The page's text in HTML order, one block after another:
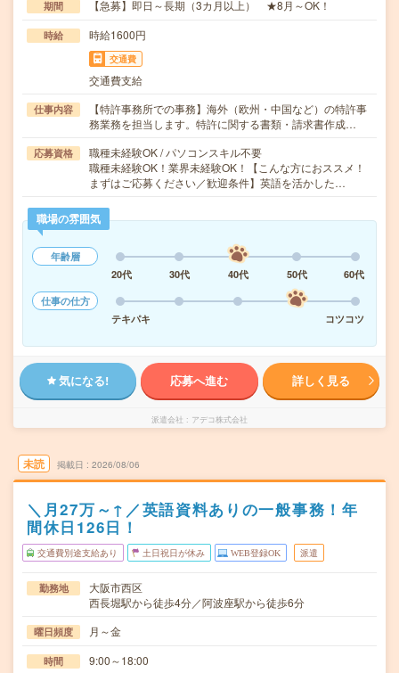
期間 【急募】即日～長期（3カ月以上） ★8月～OK！
時給 時給1600円
交通費
交通費支給
仕事内容
【特許事務所での事務】海外（欧州・中国など）の特許事
務業務を担当します。特許に関する書類・請求書作成…
応募資格
職種未経験OK / パソコンスキル不要
職種未経験OK！業界未経験OK！【こんな方におススメ！
まずはご応募ください／歓迎条件】英語を活かした…
職場の雰囲気
年齢層
20代
30代 40代 50代
60代
仕事の仕方
テキパキ
コツコツ
気になる! 応募へ進む 詳しく見る
派遣会社 アデコ株式会社
未読 掲載日 2026/08/06
＼月27万～↑／英語資料ありの一般事務！年
間休日126日！
交通費別途支給あり 土日祝日が休み WEB登録OK 派遣
勤務地
大阪市西区
西長堀駅から徒歩4分／阿波座駅から徒歩6分
曜日頻度 月～金
時間 9:00～18:00